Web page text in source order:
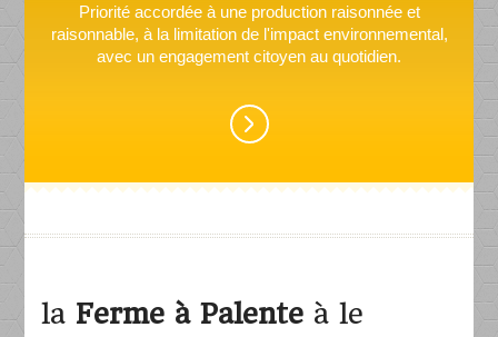
Priorité accordée à une production raisonnée et
raisonnable, à la limitation de l'impact environnemental,
avec un engagement citoyen au quotidien.
la Ferme à Palente à le